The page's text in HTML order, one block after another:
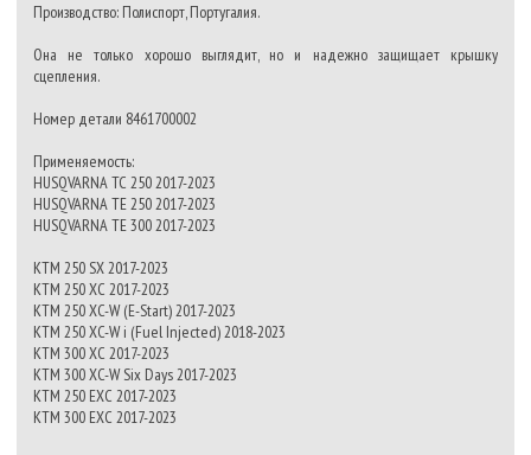
Производство: Полиспорт, Португалия.
Она не только хорошо выглядит, но и надежно защищает крышку
сцепления.
Номер детали 8461700002
Применяемость:
HUSQVARNA TC 250 2017-2023
HUSQVARNA TE 250 2017-2023
HUSQVARNA TE 300 2017-2023
KTM 250 SX 2017-2023
KTM 250 XC 2017-2023
KTM 250 XC-W (E-Start) 2017-2023
KTM 250 XC-W i (Fuel Injected) 2018-2023
KTM 300 XC 2017-2023
KTM 300 XC-W Six Days 2017-2023
KTM 250 EXC 2017-2023
KTM 300 EXC 2017-2023